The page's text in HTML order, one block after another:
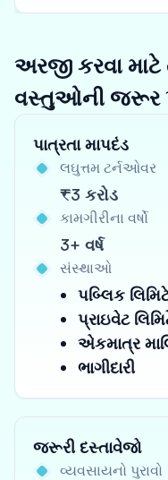
અરજી કરવા
વસ્તુઓની જરૂર
પાત્રતા માપદંડ
લઘુત્તમ ટર્નઓવર
₹3 કરોડ
કામગીરીના વર્ષો
3+ વર્ષ
સંસ્થાઓ
પબ્લિક
પ્રાઇવેટ
એકમાત્ર
ભાગીદારી
જરૂરી દસ્તાવેજો
વ્યવસાયનો પુરાવો